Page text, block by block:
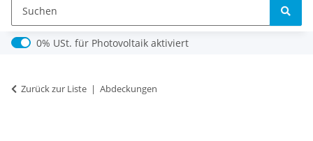
0% USt. für Photovoltaik (§ 12 Abs. 3 UStG)
0% USt. für Photovoltaik aktiviert
Zurück zur Liste Abdeckungen